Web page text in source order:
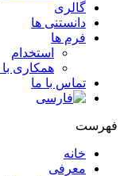
گالری
دانستنی ها
فرم ها
استخدام
همکاری با ما
تماس با ما
خانه
معرفی